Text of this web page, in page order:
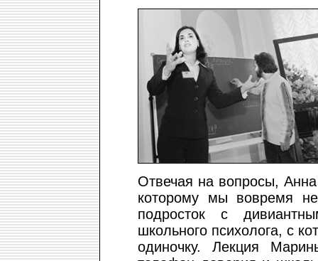
Отвечая на вопросы,
которому мы вовремя
подросток с
школьного психолога, с
одиночку. Лекция